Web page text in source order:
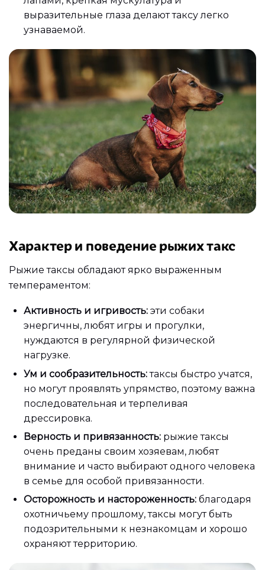
выразительные глаза делают таксу легко
узнаваемой.
Характер и поведение рыжих такс
Рыжие таксы обладают ярко выраженным
темпераментом:
Активность и игривость: эти собаки
энергичны, любят игры и прогулки,
нуждаются в регулярной физической
нагрузке.
Ум и сообразительность:таксы быстро учатся,
но могут проявлять упрямство, поэтому важна
последовательная и терпеливая
дрессировка.
Верность и привязанность: рыжие таксы
очень преданы своим хозяевам, любят
внимание и часто выбирают одного человека
в семье для особой привязанности.
Осторожность и настороженность: благодаря
охотничьему прошлому, таксы могут быть
подозрительными к незнакомцам и хорошо
охраняют территорию.